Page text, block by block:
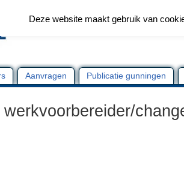
Aanvragen Publicatie gunningen
Deze website maakt gebruik van